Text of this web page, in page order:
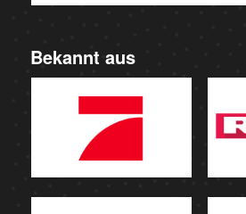
Bekannt aus